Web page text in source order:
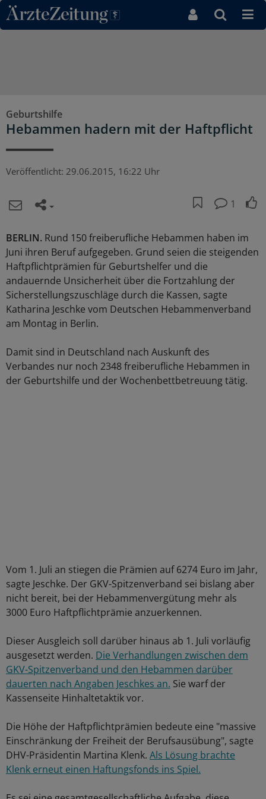
Direkt zum Inhaltsbereich
Geburtshilfe
Hebammen hadern mit der Haftpflicht
Veröffentlicht: 29.06.2015, 16:22 Uhr
1
BERLIN. Rund 150 freiberufliche Hebammen haben im
Juni ihren Beruf aufgegeben. Grund seien die steigenden
Haftpflichtprämien für Geburtshelfer und die
andauernde Unsicherheit über die Fortzahlung der
Sicherstellungszuschläge durch die Kassen, sagte
Katharina Jeschke vom Deutschen Hebammenverband
am Montag in Berlin.
Damit sind in Deutschland nach Auskunft des
Verbandes nur noch 2348 freiberufliche Hebammen in
der Geburtshilfe und der Wochenbettbetreuung tätig.
Vom 1. Juli an stiegen die Prämien auf 6274 Euro im Jahr,
sagte Jeschke. Der GKV-Spitzenverband sei bislang aber
nicht bereit, bei der Hebammenvergütung mehr als
3000 Euro Haftpflichtprämie anzuerkennen.
Dieser Ausgleich soll darüber hinaus ab 1. Juli vorläufig
ausgesetzt werden. Die Verhandlungen zwischen dem
GKV-Spitzenverband und den Hebammen darüber
dauerten nach Angaben Jeschkes an. Sie warf der
Kassenseite Hinhaltetaktik vor.
Die Höhe der Haftpflichtprämien bedeute eine "massive
Einschränkung der Freiheit der Berufsausübung", sagte
DHV-Präsidentin Martina Klenk. Als Lösung brachte
Klenk erneut einen Haftungsfonds ins Spiel.